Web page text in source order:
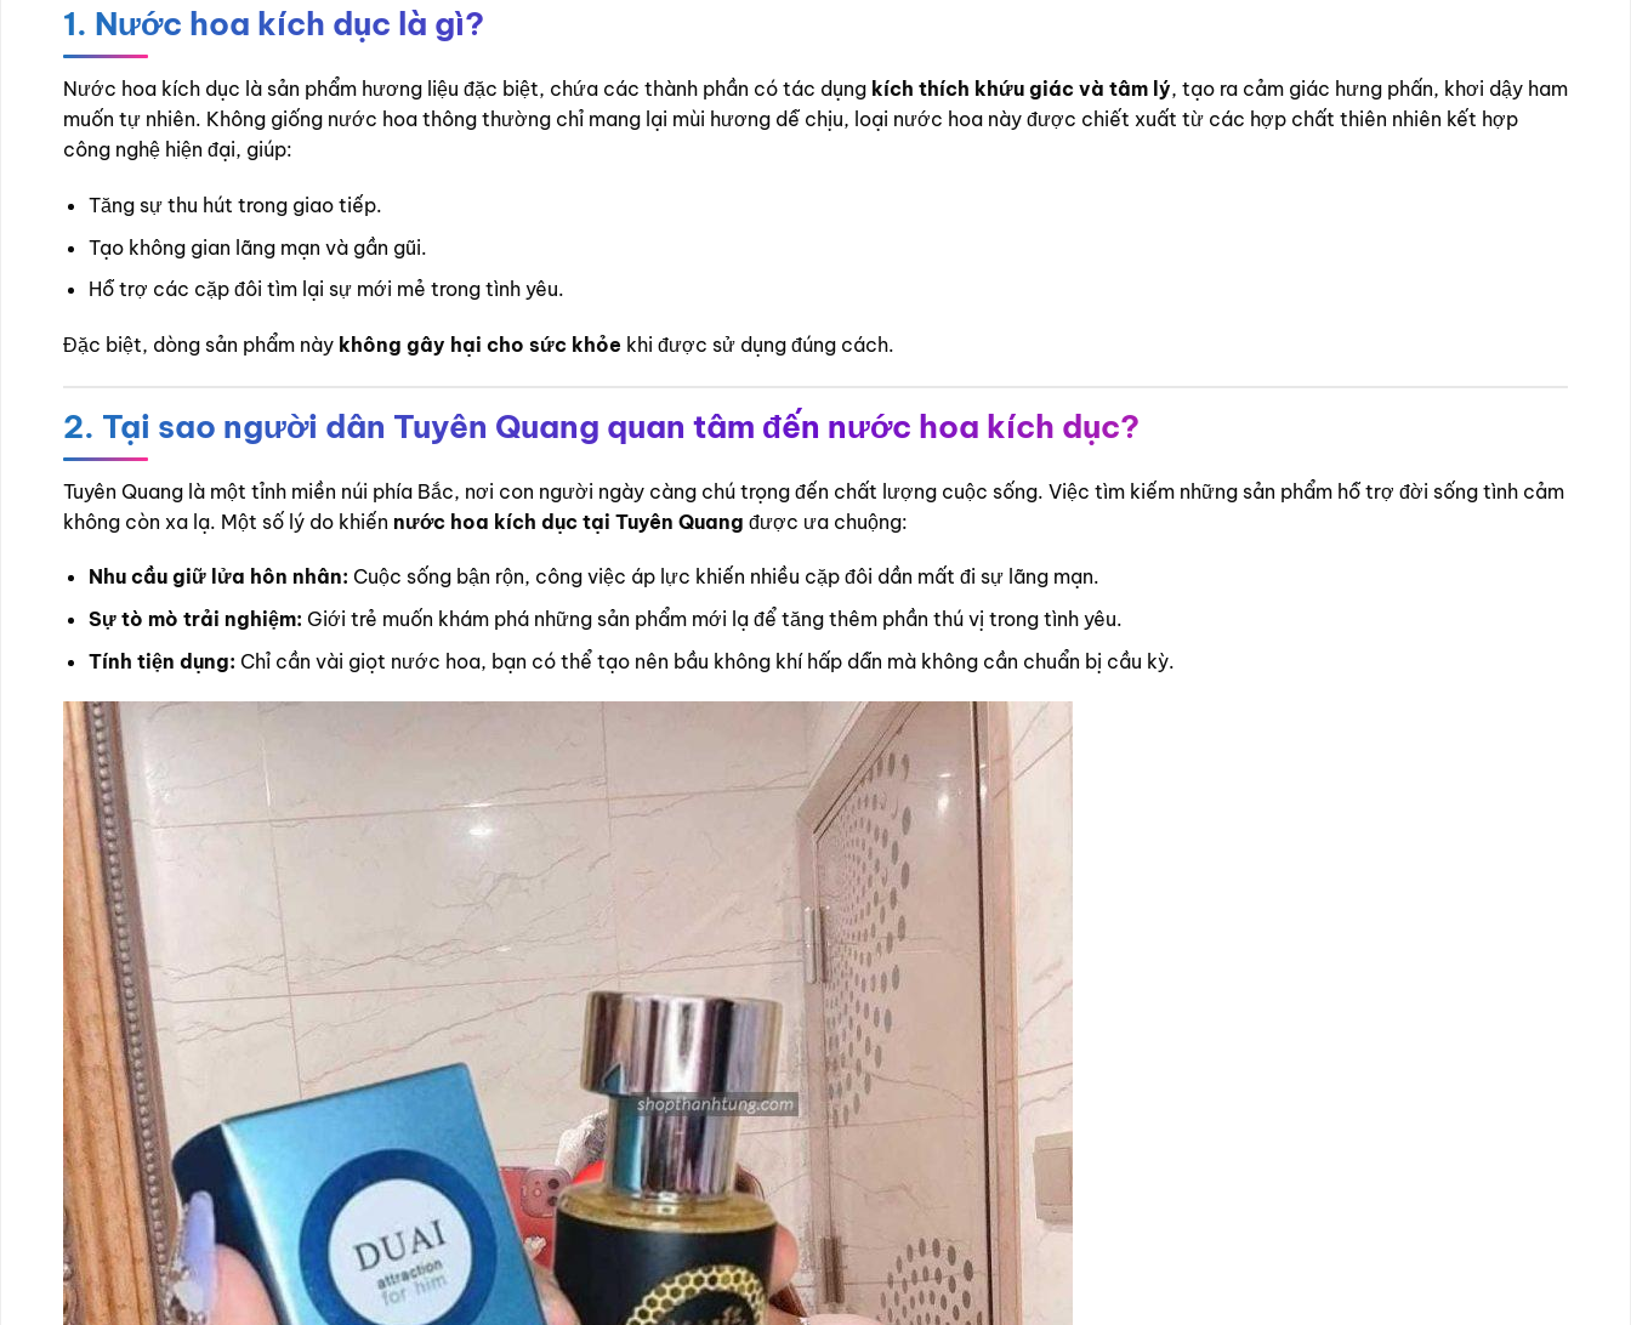
1. Nước hoa kích dục là gì?
Nước hoa kích dục là sản phẩm hương liệu đặc biệt, chứa các thành phần có tác dụng kích thích khứu giác và tâm lý, tạo ra cảm giác hưng phấn, khơi dậy ham
muốn tự nhiên. Không giống nước hoa thông thường chỉ mang lại mùi hương dễ chịu, loại nước hoa này được chiết xuất từ các hợp chất thiên nhiên kết hợp
công nghệ hiện đại, giúp:
Tăng sự thu hút trong giao tiếp.
Tạo không gian lãng mạn và gần gũi.
Hỗ trợ các cặp đôi tìm lại sự mới mẻ trong tình yêu.
Đặc biệt, dòng sản phẩm này không gây hại cho sức khỏe khi được sử dụng đúng cách.
2. Tại sao người dân Tuyên Quang quan tâm đến nước hoa kích dục?
Tuyên Quang là một tỉnh miền núi phía Bắc, nơi con người ngày càng chú trọng đến chất lượng cuộc sống. Việc tìm kiếm những sản phẩm hỗ trợ đời sống tình cảm
không còn xa lạ. Một số lý do khiến nước hoa kích dục tại Tuyên Quang được ưa chuộng:
Nhu cầu giữ lửa hôn nhân: Cuộc sống bận rộn, công việc áp lực khiến nhiều cặp đôi dần mất đi sự lãng mạn.
Sự tò mò trải nghiệm: Giới trẻ muốn khám phá những sản phẩm mới lạ để tăng thêm phần thú vị trong tình yêu.
Tính tiện dụng: Chỉ cần vài giọt nước hoa, bạn có thể tạo nên bầu không khí hấp dẫn mà không cần chuẩn bị cầu kỳ.